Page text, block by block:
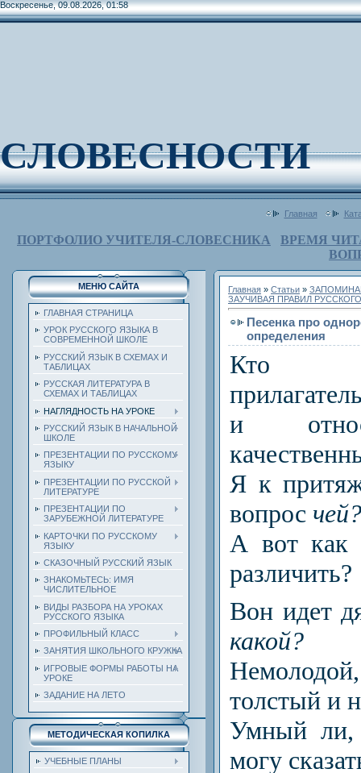
Воскресенье, 09.08.2026, 01:58
СЛОВЕСНОСТИ
Главная
ПОРТФОЛИО УЧИТЕЛЯ-СЛОВЕСНИКА
ВРЕМЯ
МЕНЮ САЙТА
ГЛАВНАЯ СТРАНИЦА
УРОК РУССКОГО ЯЗЫКА В
СОВРЕМЕННОЙ ШКОЛЕ
РУССКИЙ ЯЗЫК В СХЕМАХ И
ТАБЛИЦАХ
РУССКАЯ ЛИТЕРАТУРА В
СХЕМАХ И ТАБЛИЦАХ
НАГЛЯДНОСТЬ НА УРОКЕ
РУССКИЙ ЯЗЫК В НАЧАЛЬНОЙ
ШКОЛЕ
ПРЕЗЕНТАЦИИ ПО РУССКОМУ
ЯЗЫКУ
ПРЕЗЕНТАЦИИ ПО РУССКОЙ
ЛИТЕРАТУРЕ
ПРЕЗЕНТАЦИИ ПО
ЗАРУБЕЖНОЙ ЛИТЕРАТУРЕ
КАРТОЧКИ ПО РУССКОМУ
ЯЗЫКУ
СКАЗОЧНЫЙ РУССКИЙ ЯЗЫК
ЗНАКОМЬТЕСЬ: ИМЯ
ЧИСЛИТЕЛЬНОЕ
ВИДЫ РАЗБОРА НА УРОКАХ
РУССКОГО ЯЗЫКА
ПРОФИЛЬНЫЙ КЛАСС
ЗАНЯТИЯ ШКОЛЬНОГО КРУЖКА
ИГРОВЫЕ ФОРМЫ РАБОТЫ НА
УРОКЕ
ЗАДАНИЕ НА ЛЕТО
МЕТОДИЧЕСКАЯ КОПИЛКА
УЧЕБНЫЕ ПЛАНЫ
Главная » Статьи »
ЗАУЧИВАЯ ПРАВИЛ
Песенка про
определения
Кто
и
Я к
вопрос
А вот как
различить?
Вон идет
какой?
толстый и
Умный
могу